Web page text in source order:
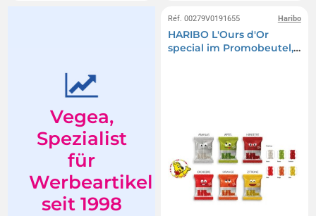
Vegea,
Spezialist
für
Werbeartikel
seit 1998
Haribo
Réf. 00279V0191655
HARIBO L'Ours d'Or
special im Promobeutel,